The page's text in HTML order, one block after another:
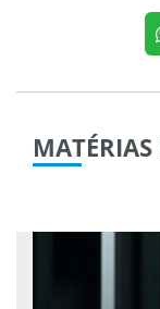
MATÉRIAS